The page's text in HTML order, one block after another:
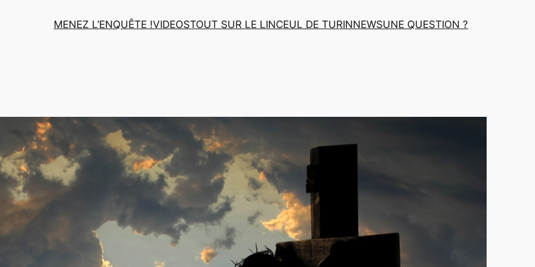
MENEZ L’ENQUÊTE !VIDEOSTOUT SUR LE LINCEUL DE TURINNEWSUNE QUESTION ?